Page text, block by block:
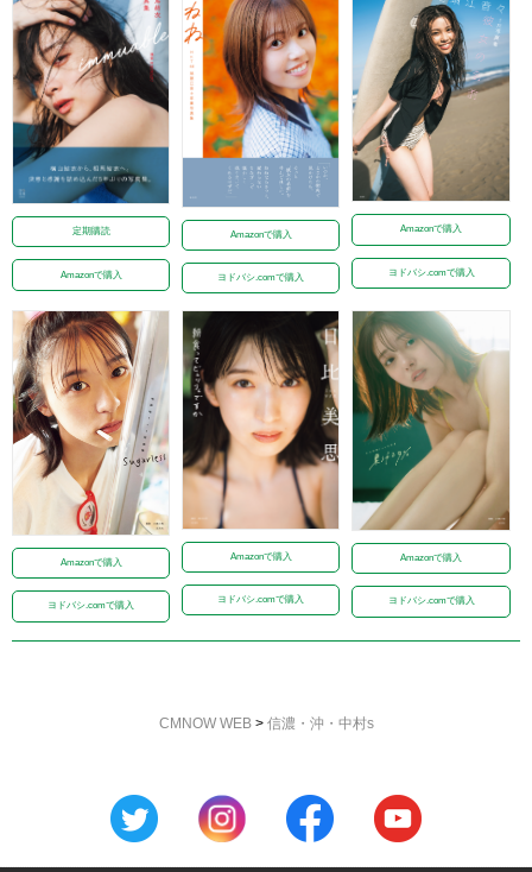
定期購読
Amazonで購入
Amazonで購入
ヨドバシ.comで購入
Amazonで購入
ヨドバシ.comで購入
Amazonで購入
ヨドバシ.comで購入
Amazonで購入
ヨドバシ.comで購入
Amazonで購入
ヨドバシ.comで購入
CMNOW WEB> 信濃・沖・中村s